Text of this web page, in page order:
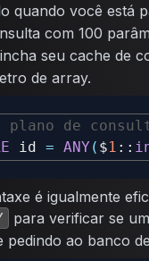
quando você está
com 100
seu cache de
de array.
plano de
id = ANY ( $1 ::
é igualmente
para verificar se
pedindo ao banco